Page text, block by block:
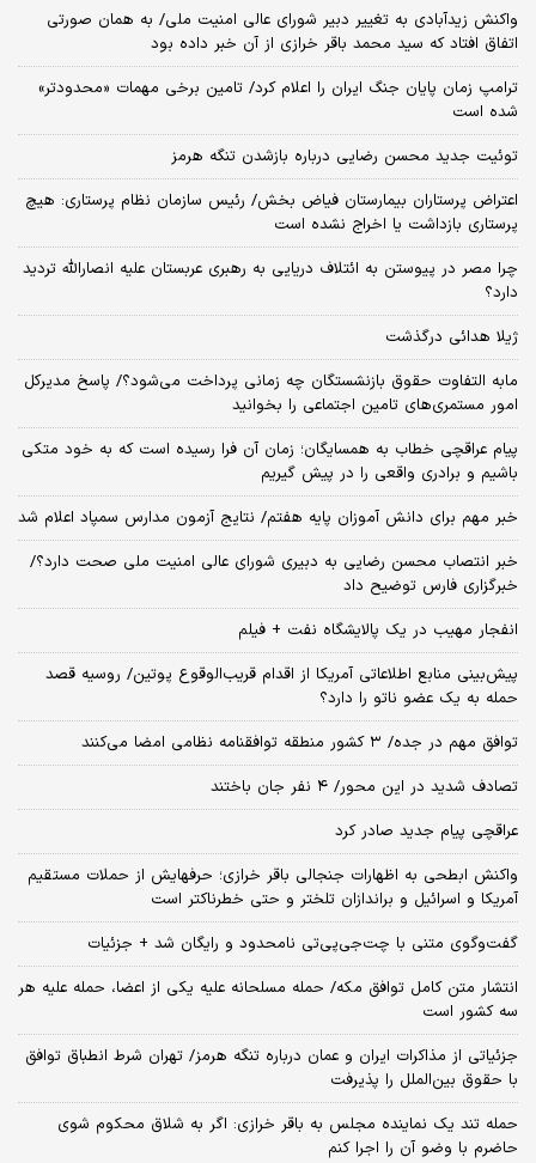
واکنش زیدآبادی به تغییر دبیر شورای عالی امنیت ملی/ به همان صورتی
اتفاق افتاد که سید محمد باقر خرازی از آن خبر داده بود
ترامپ زمان پایان جنگ ایران را اعلام کرد/ تامین برخی مهمات «محدودتر»
شده است
توئیت جدید محسن رضایی درباره بازشدن تنگه هرمز
اعتراض پرستاران بیمارستان فیاض بخش/ رئیس سازمان نظام پرستاری: هیچ
پرستاری بازداشت یا اخراج نشده است
چرا مصر در پیوستن به ائتلاف دریایی به رهبری عربستان علیه انصارالله تردید
دارد؟
ژیلا هدائی درگذشت
مابه التفاوت حقوق بازنشستگان چه زمانی پرداخت می‌شود؟/ پاسخ مدیرکل
امور مستمری‌های تامین اجتماعی را بخوانید
پیام عراقچی خطاب به همسایگان؛ زمان آن فرا رسیده است که به خود متکی
باشیم و برادری واقعی را در پیش گیریم
خبر مهم برای دانش آموزان پایه هفتم/ نتایج آزمون مدارس سمپاد اعلام شد
خبر انتصاب محسن رضایی به دبیری شورای عالی امنیت ملی صحت دارد؟/
خبرگزاری فارس توضیح داد
انفجار مهیب در یک پالایشگاه نفت + فیلم
پیش‌بینی منابع اطلاعاتی آمریکا از اقدام قریب‌الوقوع پوتین/ روسیه قصد
حمله به یک عضو ناتو را دارد؟
توافق مهم در جده/ ۳ کشور منطقه توافقنامه نظامی امضا می‌کنند
تصادف شدید در این محور/ ۴ نفر جان باختند
عراقچی پیام جدید صادر کرد
واکنش ابطحی به اظهارات جنجالی باقر خرازی؛ حرفهایش از حملات مستقیم
آمریکا و اسرائیل و براندازان تلختر و حتی خطرناکتر است
گفت‌وگوی متنی با چت‌جی‌پی‌تی نامحدود و رایگان شد + جزئیات
انتشار متن کامل توافق مکه/ حمله مسلحانه علیه یکی از اعضا، حمله علیه هر
سه کشور است
جزئیاتی از مذاکرات ایران و عمان درباره تنگه هرمز/ تهران شرط انطباق توافق
با حقوق بین‌الملل را پذیرفت
حمله تند یک نماینده مجلس به باقر خرازی: اگر به شلاق محکوم شوی
حاضرم با وضو آن را اجرا کنم